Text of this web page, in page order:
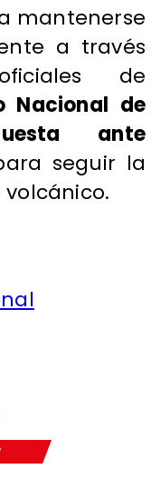
mantenerse
a través
de
Nacional de
ante
seguir la